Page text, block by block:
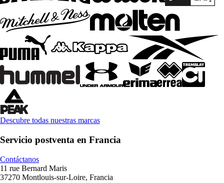
Descubre todas nuestras marcas
Servicio postventa en Francia
Contáctanos
11 rue Bernard Maris
37270 Montlouis-sur-Loire, Francia